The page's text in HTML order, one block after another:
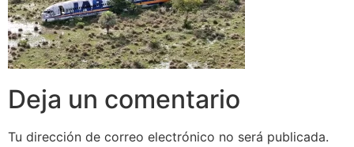
Deja un comentario
Tu dirección de correo electrónico no será publicada.